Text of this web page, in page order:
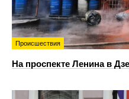
Происшествия
На проспекте Ленина в